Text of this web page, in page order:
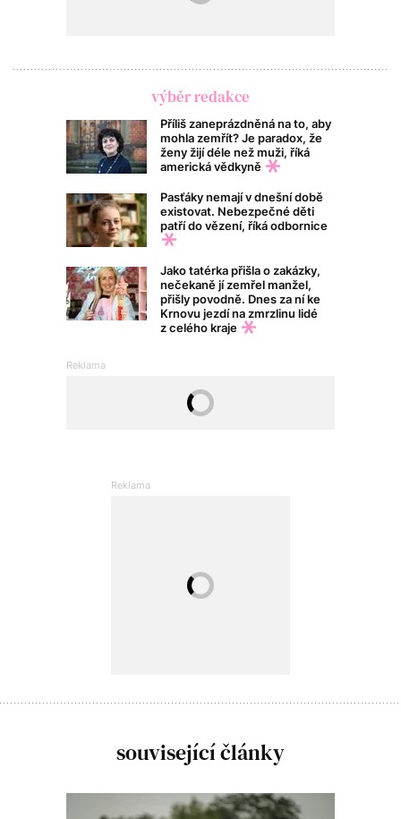
výběr redakce
Příliš zaneprázdněná na to, aby
mohla zemřít? Je paradox, že
ženy žijí déle než muži, říká
americká vědkyně
Pasťáky nemají v dnešní době
existovat. Nebezpečné děti
patří do vězení, říká odbornice
Jako tatérka přišla o zakázky,
nečekaně jí zemřel manžel,
přišly povodně. Dnes za ní ke
Krnovu jezdí na zmrzlinu lidé
z celého kraje
související články